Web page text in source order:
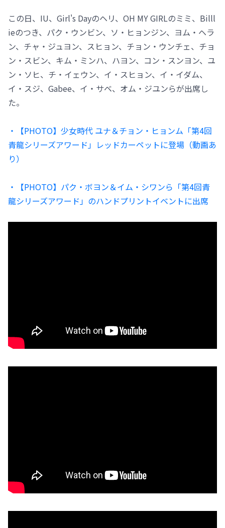
この日、IU、Girl's Dayのヘリ、OH MY GIRLのミミ、Billl
ieのつき、パク・ウンビン、ソ・ヒョンジン、ヨム・ヘラ
ン、チャ・ジュヨン、スヒョン、チョン・ウンチェ、チョ
ン・スビン、キム・ミンハ、ハヨン、コン・スンヨン、ユ
ン・ソヒ、チ・イェウン、イ・スヒョン、イ・イダム、
イ・スジ、Gabee、イ・サベ、オム・ジユンらが出席し
た。
・【PHOTO】少女時代 ユナ＆チョン・ヒョンム「第4回
青龍シリーズアワード」レッドカーペットに登場（動画あ
り）
・【PHOTO】パク・ボヨン＆イム・シワンら「第4回青
龍シリーズアワード」のハンドプリントイベントに出席